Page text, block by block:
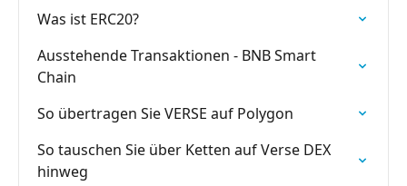
Was ist ERC20?
Ausstehende Transaktionen - BNB Smart
Chain
So übertragen Sie VERSE auf Polygon
So tauschen Sie über Ketten auf Verse DEX
hinweg